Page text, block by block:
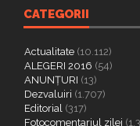
CATEGORII
Actualitate (10.112)
ALEGERI 2016 (54)
ANUNȚURI (13)
Dezvaluiri (1.707)
Editorial (317)
Fotocomentariul zilei